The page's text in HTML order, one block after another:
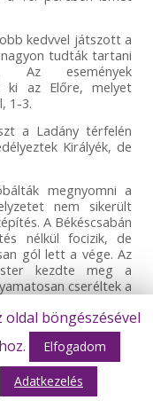
kedvvel játszott a
tudták tartani
események
ki az Előre, melyet
1-3.
a Ladány térfelén
Királyék, de
megnyomni a
nem sikerült
A Békéscsabán
nélkül focizik, de
gól lett a vége. Az
kezdte meg a
cseréltek a
sem volt, 1-4.
feszültség volt
kiosztott 10 darab
kultiválta a
egy-két
oldal böngészésével
Elfogadom
Adatkezelés